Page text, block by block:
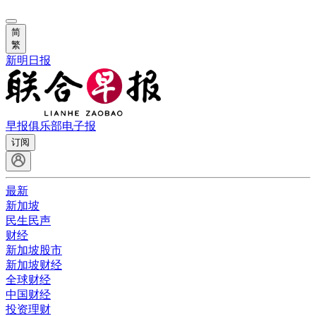
简
繁
新明日报
早报俱乐部电子报
订阅
最新
新加坡
民生民声
财经
新加坡股市
新加坡财经
全球财经
中国财经
投资理财